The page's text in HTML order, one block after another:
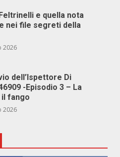
e quella nota
nei file segreti della
2026
dell’Ispettore Di
-Episodio 3 – La
fango
2026